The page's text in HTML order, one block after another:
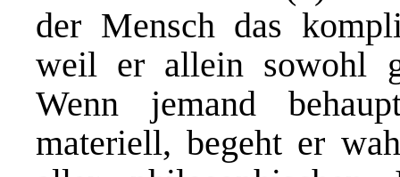
der Mensch das
weil er allein sowohl
Wenn jemand
materiell, begeht er